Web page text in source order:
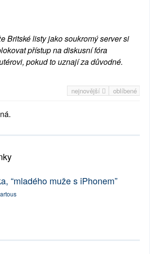
Britské listy jako soukromý server si
přístup na diskusní fóra
pokud to uznají za důvodné.
nejnovější oblíbené
“mladého muže s iPhonem”